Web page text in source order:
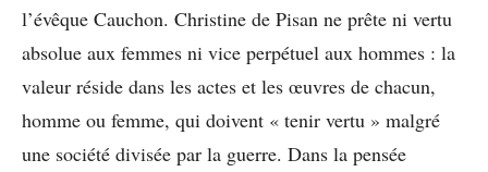
l’évêque Cauchon. Christine de Pisan ne prête ni vertu
absolue aux femmes ni vice perpétuel aux hommes : la
valeur réside dans les actes et les œuvres de chacun,
homme ou femme, qui doivent « tenir vertu » malgré
une société divisée par la guerre. Dans la pensée